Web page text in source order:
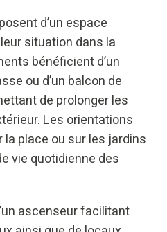
d’un espace
situation dans la
bénéficient d’un
ou d’un balcon de
de prolonger les
Les orientations
place ou sur les jardins
vie quotidienne des
ascenseur facilitant